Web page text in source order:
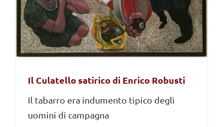
Il Culatello satirico di Enrico Robusti
Il tabarro era indumento tipico degli
uomini di campagna